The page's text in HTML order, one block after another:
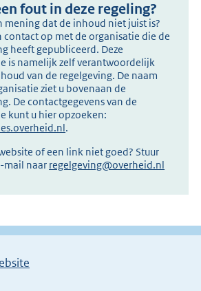
fout in deze regeling?
mening dat de inhoud niet juist is?
contact op met de organisatie die de
heeft gepubliceerd. Deze
is namelijk zelf verantwoordelijk
van de regelgeving. De naam
ziet u bovenaan de
De contactgegevens van de
kunt u hier opzoeken:
.
of een link niet goed? Stuur
mail naar regelgeving@overheid.nl